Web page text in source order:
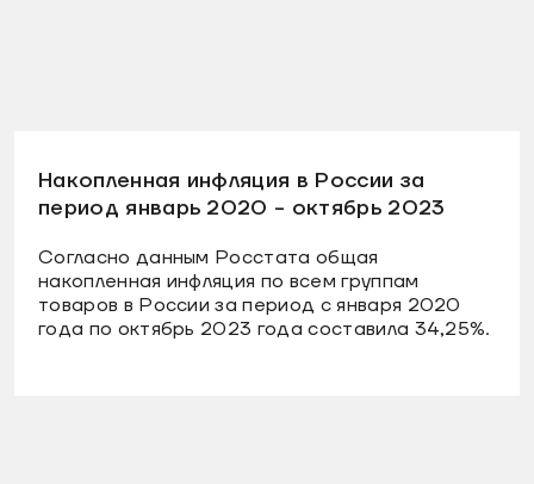
Накопленная инфляция в России за
период январь 2020 - октябрь 2023
Согласно данным Росстата общая
накопленная инфляция по всем группам
товаров в России за период с января 2020
года по октябрь 2023 года составила 34,25%.